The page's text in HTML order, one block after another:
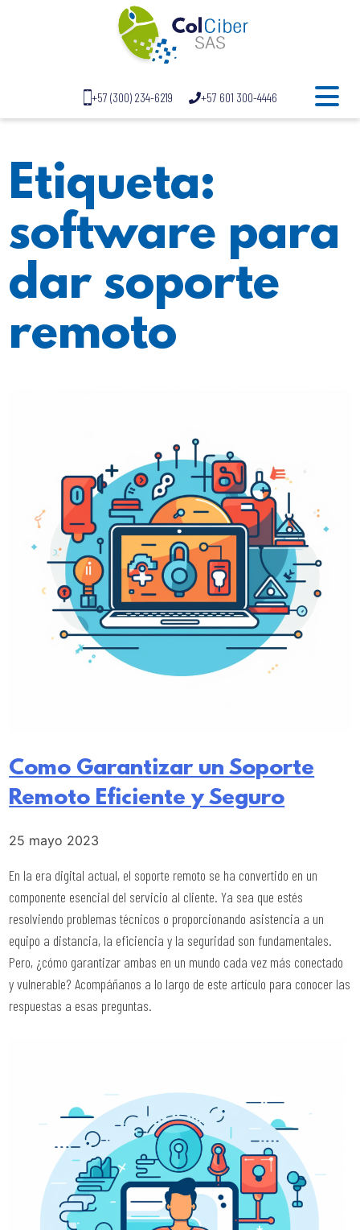
+57 (300) 234-6219 +57 601 300-4446
Etiqueta:
software para
dar soporte
remoto
Como Garantizar un Soporte
Remoto Eficiente y Seguro
25 mayo 2023
En la era digital actual, el soporte remoto se ha convertido en un
componente esencial del servicio al cliente. Ya sea que estés
resolviendo problemas técnicos o proporcionando asistencia a un
equipo a distancia, la eficiencia y la seguridad son fundamentales.
Pero, ¿cómo garantizar ambas en un mundo cada vez más conectado
y vulnerable? Acompáñanos a lo largo de este artículo para conocer las
respuestas a esas preguntas.